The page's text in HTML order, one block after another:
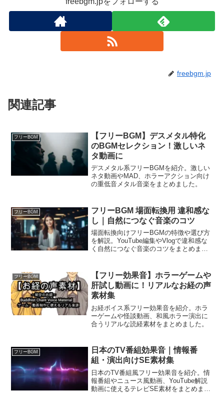
freebgm.jp
関連記事
フリーBGM
【フリーBGM】デスメタル特化
のBGMセレクション！激しいネ
タ動画に
デスメタル系フリーBGMを紹介。激しい
ネタ動画やMAD、ホラーアクション向け
の重低音メタル音楽をまとめました。
フリーBGM
フリーBGM 場面転換用 違和感な
し｜自然につなぐ音楽のコツ
場面転換向けフリーBGMの特徴や選び方
を解説。YouTube編集やVlogで違和感な
く自然につなぐ音楽のコツをまとめまし
フリーBGM
【フリー効果音】ホラーゲームや
肝試し動画に！リアルなお経の声
素材集
お経ボイス系フリー効果音を紹介。ホラ
ーゲームや怪談動画、和風ホラー演出に
合うリアルな読経素材をまとめました。
フリーBGM
日本のTV番組効果音｜情報番
組・演出向けSE素材集
日本のTV番組風フリー効果音を紹介。情
報番組やニュース風動画、YouTube解説
動画に使えるテレビSE素材をまとめまし